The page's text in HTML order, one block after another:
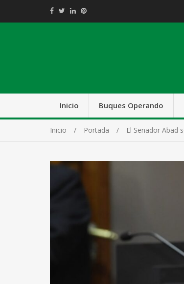
Inicio Buques Operando
Inicio Portada El Senador Abad